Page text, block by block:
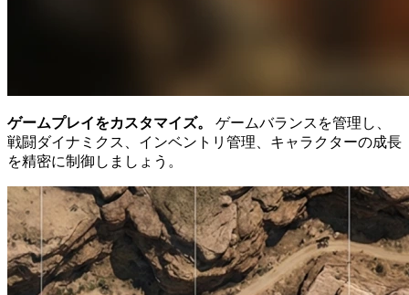
ゲームプレイをカスタマイズ。
ゲームバランスを管理し、
戦闘ダイナミクス、インベントリ管理、キャラクターの成長
を精密に制御しましょう。